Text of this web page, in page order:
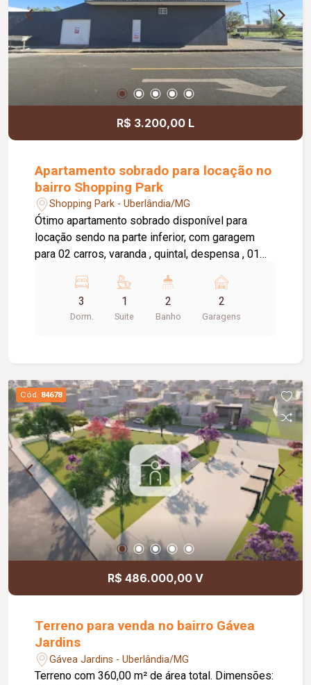
R$ 3.200,00 L
Apartamento sobrado para locação no
bairro Shopping Park
Shopping Park - Uberlândia/MG
Ótimo apartamento sobrado disponível para
locação sendo na parte inferior, com garagem
para 02 carros, varanda , quintal, despensa , 01
01 quarto com 01 guarda roupa, 01 suite, sacada,
02 salas, cozinha com armário sob a pia,
lavanderia, banheiro social e da suite com box,
3
Dorm.
1
Suite
2
Banho
2
Garagens
Cód. 84678
R$ 486.000,00 V
Terreno para venda no bairro Gávea
Jardins
Gávea Jardins - Uberlândia/MG
Terreno com 360,00 m² de área total. Dimensões: